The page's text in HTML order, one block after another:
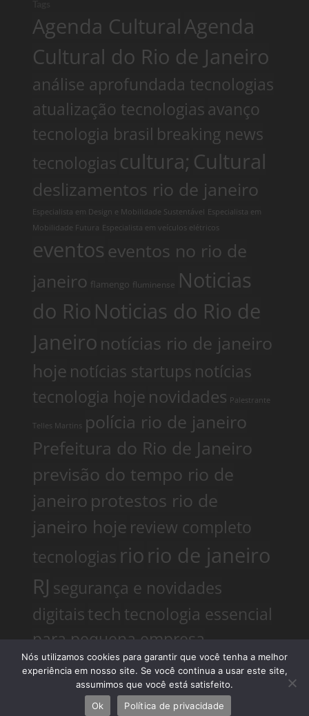
Agenda CulturalAgenda
Cultural do Rio de Janeiro
análise aprofundada tecnologias
atualização tecnologiasavanço
tecnologia brasil breaking news
tecnologias cultura; Cultural
deslizamentos rio de janeiro
Especialista em Design e Mobilidade Sustentável Especialista em
Mobilidade Futura Especialista em veículos elétricos
eventos eventos no rio de
janeiro flamengo fluminense Noticias
do Rio Noticias do Rio de
Janeiro notícias rio de janeiro
hoje notícias startups notícias
tecnologia hoje novidades Palestrante
Telles Martins polícia rio de janeiro
Prefeitura do Rio de Janeiro
previsão do tempo rio de
janeiro protestos rio de
janeiro hoje review completo
tecnologias rio rio de janeiro
RJ segurança e novidades
digitaistech tecnologia essencial
para pequena empresa
tecnologias Telles Martins tendências
big data e analyticstiroteio no
Nós utilizamos cookies para garantir que você tenha a melhor
experiência em nosso site. Se você continua a usar este site,
assumimos que você está satisfeito.
Ok
Política de privacidade